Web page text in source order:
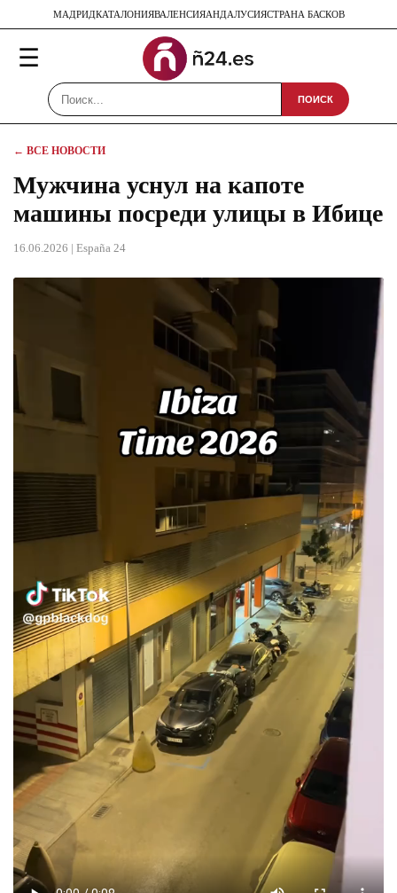
МАДРИДКАТАЛОНИЯВАЛЕНСИЯАНДАЛУСИЯСТРАНА БАСКОВ
☰
ПОИСК
← ВСЕ НОВОСТИ
Мужчина уснул на капоте
машины посреди улицы в Ибице
16.06.2026 | España 24